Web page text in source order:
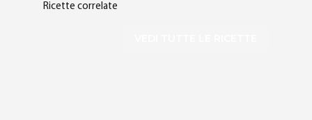
Ricette correlate